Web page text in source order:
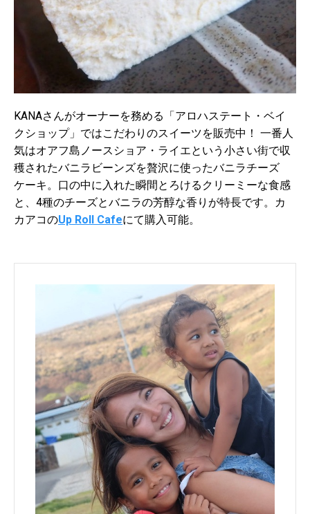
KANAさんがオーナーを務める「アロハステート・ベイ
クショップ」ではこだわりのスイーツを販売中！ 一番人
気はオアフ島ノースショア・ ライエという小さい街で収
穫されたバニラビーンズを贅沢に使ったバニラチーズ
ケーキ。 口の中に入れた瞬間とろけるクリーミーな食感
と、 4種のチーズとバニラの芳醇な香りが特長です。カ
カアコのUp Roll Cafeにて購入可能。